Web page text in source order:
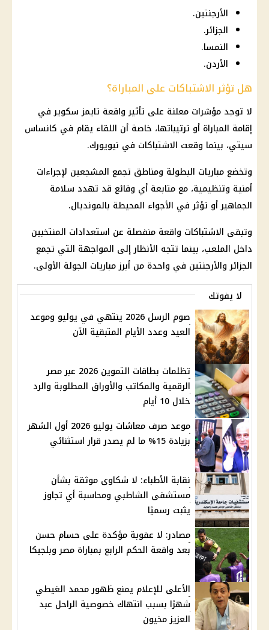
الأرجنتين.
الجزائر.
النمسا.
الأردن.
هل تؤثر الاشتباكات على المباراة؟
لا توجد مؤشرات معلنة على تأثير واقعة تايمز سكوير في
إقامة المباراة أو ترتيباتها، خاصة أن اللقاء يقام في كانساس
سيتي، بينما وقعت الاشتباكات في نيويورك.
وتخضع مباريات البطولة ومناطق تجمع المشجعين لإجراءات
أمنية وتنظيمية، مع متابعة أي وقائع قد تهدد سلامة
الجماهير أو تؤثر في الأجواء المحيطة بالمونديال.
وتبقى الاشتباكات واقعة منفصلة عن استعدادات المنتخبين
داخل الملعب، بينما تتجه الأنظار إلى المواجهة التي تجمع
الجزائر والأرجنتين في واحدة من أبرز مباريات الجولة الأولى.
لا يفوتك
صوم الرسل 2026 ينتهي في يوليو وموعد
العيد وعدد الأيام المتبقية الآن
تظلمات بطاقات التموين 2026 عبر مصر
الرقمية والمكاتب والأوراق المطلوبة والرد
خلال 10 أيام
موعد صرف معاشات يوليو 2026 أول الشهر
بزيادة 15% ما لم يصدر قرار استثنائي
نقابة الأطباء: لا شكاوى موثقة بشأن
مستشفى الشاطبي ومحاسبة أي تجاوز
يثبت رسميًا
مصادر: لا عقوبة مؤكدة على حسام حسن
بعد واقعة الحكم الرابع بمباراة مصر وبلجيكا
الأعلى للإعلام يمنع ظهور محمد الغيطي
شهرًا بسبب انتهاك خصوصية الراحل عبد
العزيز مخيون